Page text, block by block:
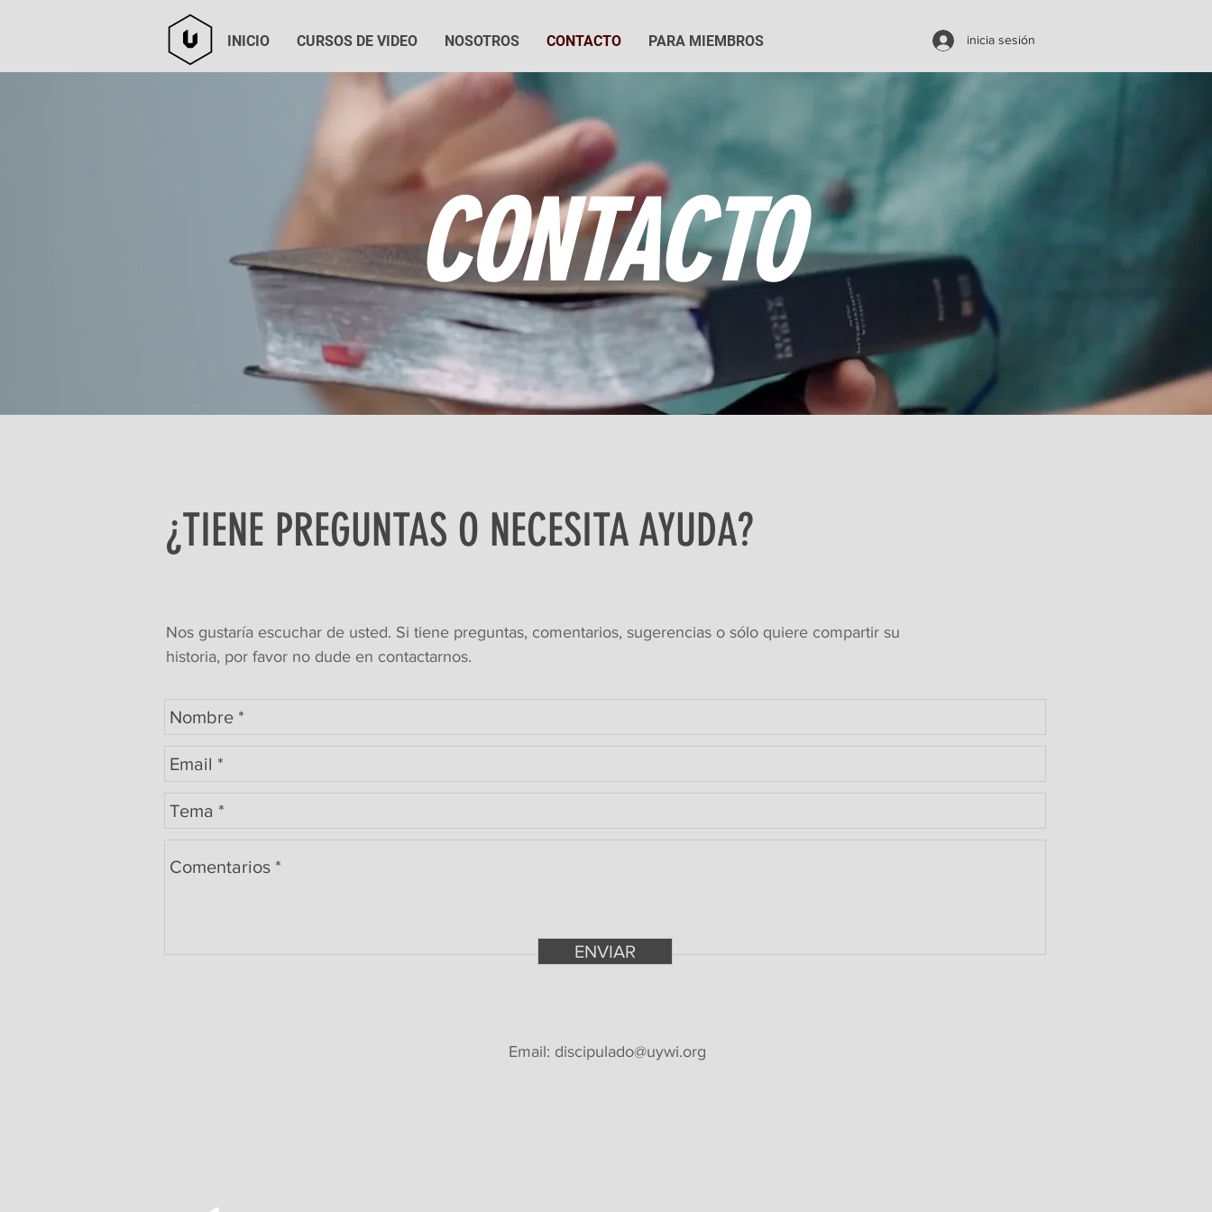
inicia sesión
CONTACTO
¿TIENE PREGUNTAS O NECESITA AYUDA?
Nos gustaría escuchar de usted. Si tiene preguntas, comentarios, sugerencias o sólo quiere compartir su
historia, por favor no dude en contactarnos.
Email: discipulado@uywi.org
ENVIAR
INICIO CURSOS DE VIDEO NOSOTROS CONTACTO PARA MIEMBROS